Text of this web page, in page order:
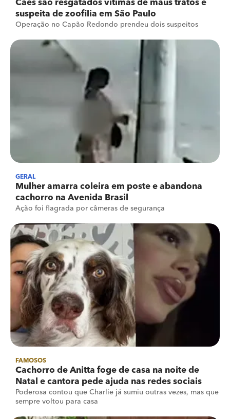
Cães são resgatados vítimas de maus tratos e
suspeita de zoofilia em São Paulo
Operação no Capão Redondo prendeu dois suspeitos
GERAL
Mulher amarra coleira em poste e abandona
cachorro na Avenida Brasil
Ação foi flagrada por câmeras de segurança
FAMOSOS
Cachorro de Anitta foge de casa na noite de
Natal e cantora pede ajuda nas redes sociais
Poderosa contou que Charlie já sumiu outras vezes, mas que
sempre voltou para casa